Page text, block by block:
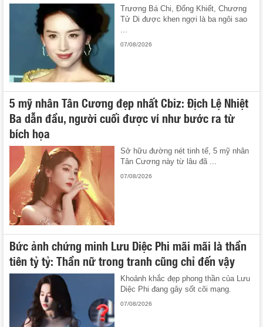
Trương Bá Chi, Đổng Khiết, Chương
Tử Di được khen ngợi là ba ngôi sao
07/08/2026
5 mỹ nhân Tân Cương đẹp nhất Cbiz: Địch Lệ Nhiệt
Ba dẫn đầu, người cuối được ví như bước ra từ
bích họa
Sở hữu đường nét tinh tế, 5 mỹ nhân
Tân Cương này từ lâu đã ...
07/08/2026
Bức ảnh chứng minh Lưu Diệc Phi mãi mãi là thần
tiên tỷ tỷ: Thần nữ trong tranh cũng chỉ đến vậy
Khoảnh khắc đẹp phong thần của Lưu
Diệc Phi đang gây sốt cõi mạng.
07/08/2026